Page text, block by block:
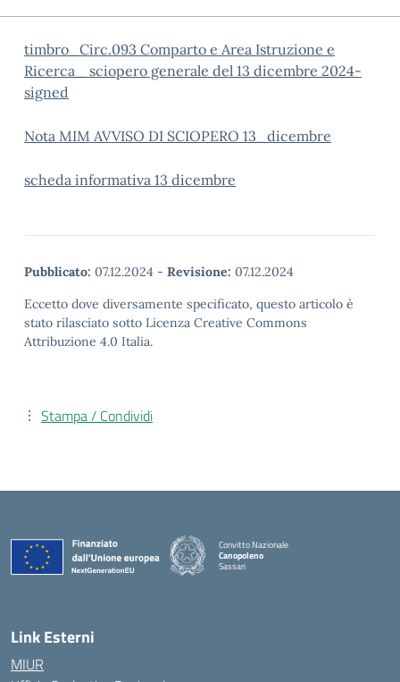
timbro_Circ.093 Comparto e Area Istruzione e
Ricerca_ sciopero generale del 13 dicembre 2024-
signed
Nota MIM AVVISO DI SCIOPERO 13_dicembre
scheda informativa 13 dicembre
Pubblicato: 07.12.2024 - Revisione: 07.12.2024
Eccetto dove diversamente specificato, questo articolo è
stato rilasciato sotto Licenza Creative Commons
Attribuzione 4.0 Italia.
Stampa / Condividi
Convitto Nazionale
Canopoleno
Sassari
Link Esterni
MIUR